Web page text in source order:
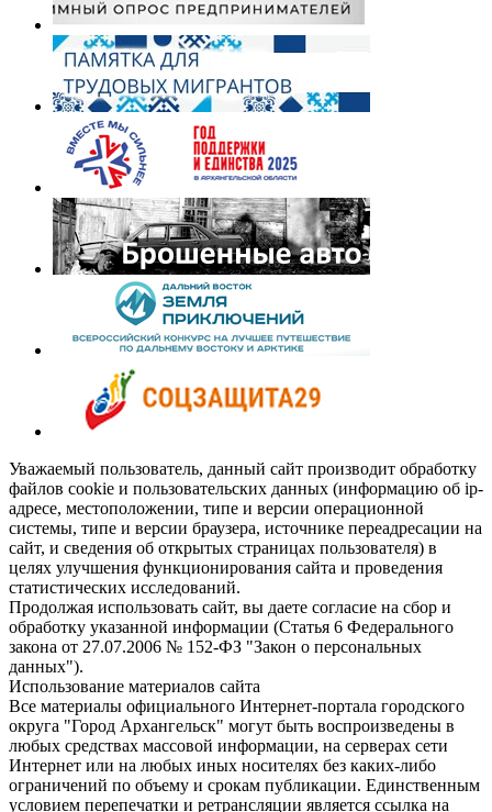
Уважаемый пользователь, данный сайт производит обработку
файлов cookie и пользовательских данных (информацию об ip-
адресе, местоположении, типе и версии операционной
системы, типе и версии браузера, источнике переадресации на
сайт, и сведения об открытых страницах пользователя) в
целях улучшения функционирования сайта и проведения
статистических исследований.
Продолжая использовать сайт, вы даете согласие на сбор и
обработку указанной информации (Статья 6 Федерального
закона от 27.07.2006 № 152-ФЗ "Закон о персональных
данных").
Использование материалов сайта
Все материалы официального Интернет-портала городского
округа "Город Архангельск" могут быть воспроизведены в
любых средствах массовой информации, на серверах сети
Интернет или на любых иных носителях без каких-либо
ограничений по объему и срокам публикации. Единственным
условием перепечатки и ретрансляции является ссылка на